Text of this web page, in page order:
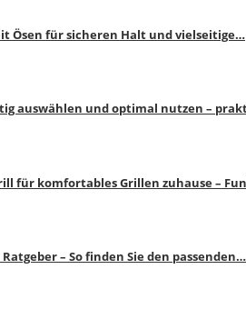
Ösen für sicheren Halt und vielseitige…
auswählen und optimal nutzen –
für komfortables Grillen zuhause –
– So finden Sie den passenden…